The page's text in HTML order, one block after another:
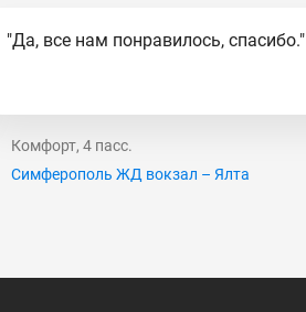
"Да, все нам понравилось, спасибо."
Комфорт, 4 пасс.
Симферополь ЖД вокзал – Ялта